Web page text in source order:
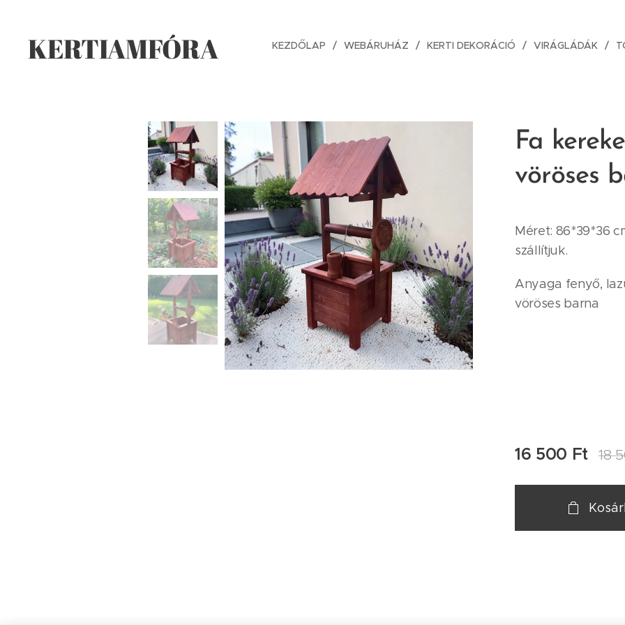
KERTIAMFÓRA KEZDŐLAP WEBÁRUHÁZ KERTI DEKORÁCIÓ VIRÁGLÁDÁK
Fa
vöröses
Méret: 86*39*36
szállítjuk.
Anyaga fenyő,
vöröses barna
16 500 Ft 18